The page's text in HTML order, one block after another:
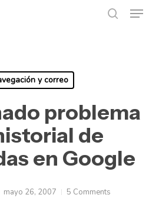
Menu
y correo
problema
de
en Google
mayo 26, 2007 5 Comments